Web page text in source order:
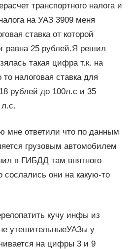
транспортного налога и
на УАЗ 3909 меня
ставка от которой
равна 25 рублей.Я решил
такая цифра т.к. на
налоговая ставка для
рублей до 100л.с и 35
мне ответили что по данным
грузовым автомобилем
в ГИБДД там внятного
сослались они на какую-то
кучу инфы из
утешительныеУАЗы у
на цифры 3 и 9